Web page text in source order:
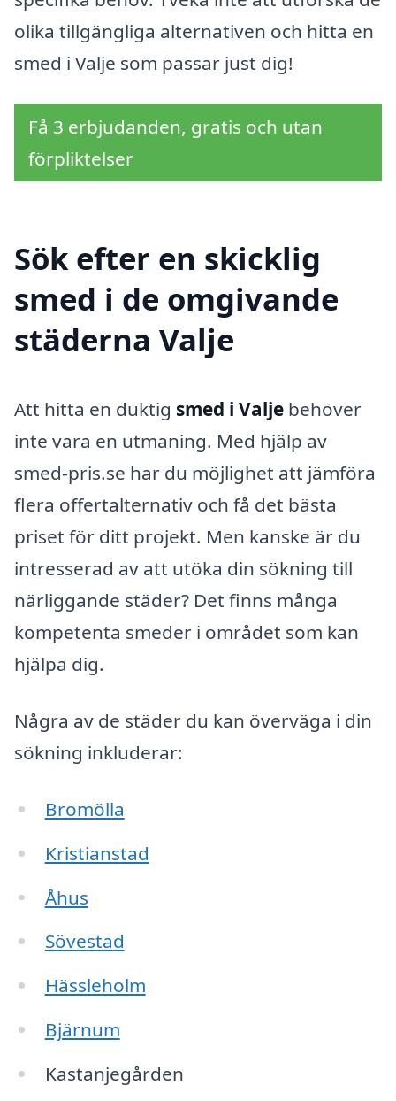
olika tillgängliga alternativen och hitta en
smed i Valje som passar just dig!
Få 3 erbjudanden, gratis och utan
förpliktelser
Sök efter en skicklig
smed i de omgivande
städerna Valje
Att hitta en duktig smed i Valje behöver
inte vara en utmaning. Med hjälp av
smed-pris.se har du möjlighet att jämföra
flera offertalternativ och få det bästa
priset för ditt projekt. Men kanske är du
intresserad av att utöka din sökning till
närliggande städer? Det finns många
kompetenta smeder i området som kan
hjälpa dig.
Några av de städer du kan överväga i din
sökning inkluderar:
Bromölla
Kristianstad
Åhus
Sövestad
Hässleholm
Bjärnum
Kastanjegården